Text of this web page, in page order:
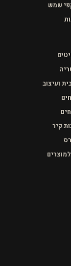
שמש
ועיצוב
קיר